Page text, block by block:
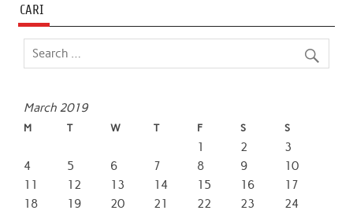
CARI
March 2019
M T W T F S S
1 2
3
4
5 6 7 8 9
10
11
12 13 14 15 16
17
18
19 20 21 22 23
24